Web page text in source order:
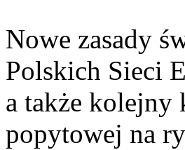
Nowe zasady
Polskich Sieci
a także
popytowej na